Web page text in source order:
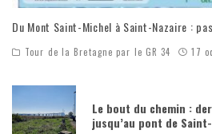
Du Mont Saint-Michel à Saint-Nazaire :
Tour de la Bretagne par le GR 34 17
Le bout du chemin :
jusqu’au pont de